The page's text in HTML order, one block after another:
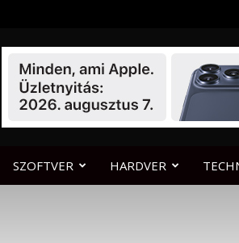
SZOFTVER HARDVER